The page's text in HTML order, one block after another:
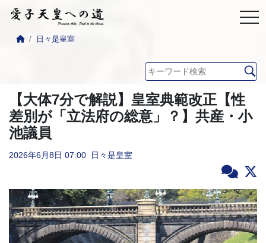
日々是皇室
【大体7分で解説】皇室典範改正【性
差別が「立法府の総意」？】共産・小
池議員
2026年6月8日 07:00 日々是皇室